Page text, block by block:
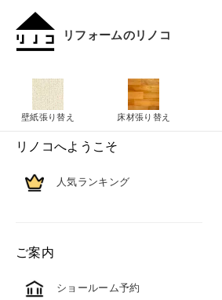
リフォームのリノコ
壁紙張り替え 床材張り替え
リノコへようこそ
人気ランキング
ご案内
ショールーム予約